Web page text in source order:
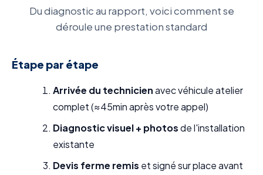
Du diagnostic au rapport, voici comment se
déroule une prestation standard
Étape par étape
Arrivée du technicienavec véhicule atelier
complet (≈45min après votre appel)
Diagnostic visuel + photosde l'installation
existante
Devis ferme remis et signé sur place avant